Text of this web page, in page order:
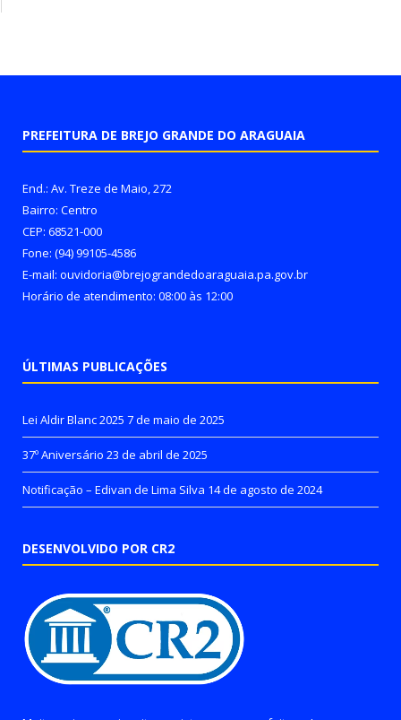
PREFEITURA DE BREJO GRANDE DO ARAGUAIA
End.: Av. Treze de Maio, 272
Bairro: Centro
CEP: 68521-000
Fone: (94) 99105-4586
E-mail: ouvidoria@brejograndedoaraguaia.pa.gov.br
Horário de atendimento: 08:00 às 12:00
ÚLTIMAS PUBLICAÇÕES
Lei Aldir Blanc 2025 7 de maio de 2025
37º Aniversário 23 de abril de 2025
Notificação – Edivan de Lima Silva 14 de agosto de 2024
DESENVOLVIDO POR CR2